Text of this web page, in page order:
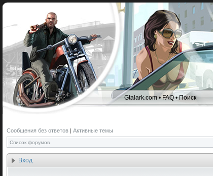
Gtalark.com •FAQ•Поиск
Сообщения без ответов | Активные темы
Список форумов
Вход